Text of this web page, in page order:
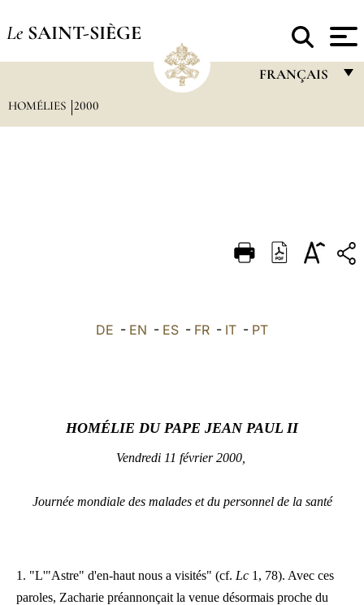
Le SAINT-SIÈGE
FRANÇAIS
DEUTSCH
العربيّة
HOMÉLIES 2000
DE - EN - ES - FR - IT - PT
HOMÉLIE DU PAPE JEAN PAUL II
Vendredi 11 février 2000,
Journée mondiale des malades et du personnel de la santé
1. "L'"Astre" d'en-haut nous a visités" (cf. Lc 1, 78). Avec ces
paroles, Zacharie préannonçait la venue désormais proche du